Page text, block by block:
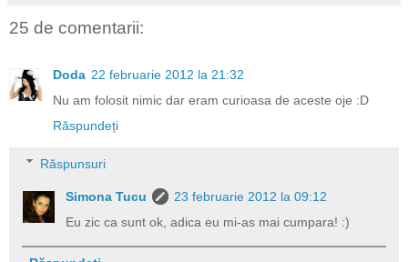
25 de comentarii:
Doda 22 februarie 2012 la 21:32
Nu am folosit nimic dar eram curioasa de aceste oje :D
Răspundeți
Răspunsuri
Simona Tucu
23 februarie 2012 la 09:12
Eu zic ca sunt ok, adica eu mi-as mai cumpara! :)